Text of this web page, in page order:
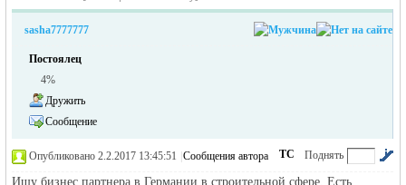
жизнь и
sasha7777777
Постоялец
4%
Дружить
Сообщение
Поднять
ТС
Опубликовано 2.2.2017 13:45:51 Сообщения автора
Ищу бизнес партнера в Германии в строительной сфере. Есть